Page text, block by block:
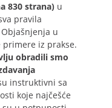
830 strana) u
pravila
u
iz prakse.
obradili smo
instruktivni sa
koje najčešće